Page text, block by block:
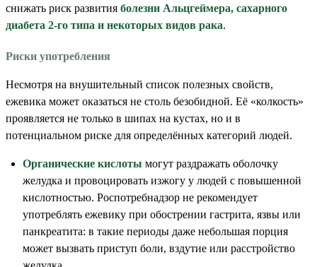
снижать риск развития болезни Альцгеймера, сахарного
диабета 2-го типа и некоторых видов рака.
Риски употребления
Несмотря на внушительный список полезных свойств,
ежевика может оказаться не столь безобидной. Её «колкость»
проявляется не только в шипах на кустах, но и в
потенциальном риске для определённых категорий людей.
Органические кислоты могут раздражать оболочку
желудка и провоцировать изжогу у людей с повышенной
кислотностью. Роспотребнадзор не рекомендует
употреблять ежевику при обострении гастрита, язвы или
панкреатита: в такие периоды даже небольшая порция
может вызвать приступ боли, вздутие или расстройство